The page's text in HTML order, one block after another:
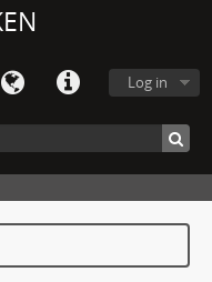
Log in